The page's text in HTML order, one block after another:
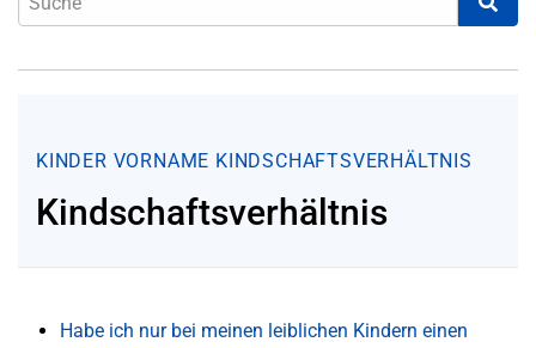
KINDER VORNAME KINDSCHAFTSVERHÄLTNIS
Kindschaftsverhältnis
Habe ich nur bei meinen leiblichen Kindern einen